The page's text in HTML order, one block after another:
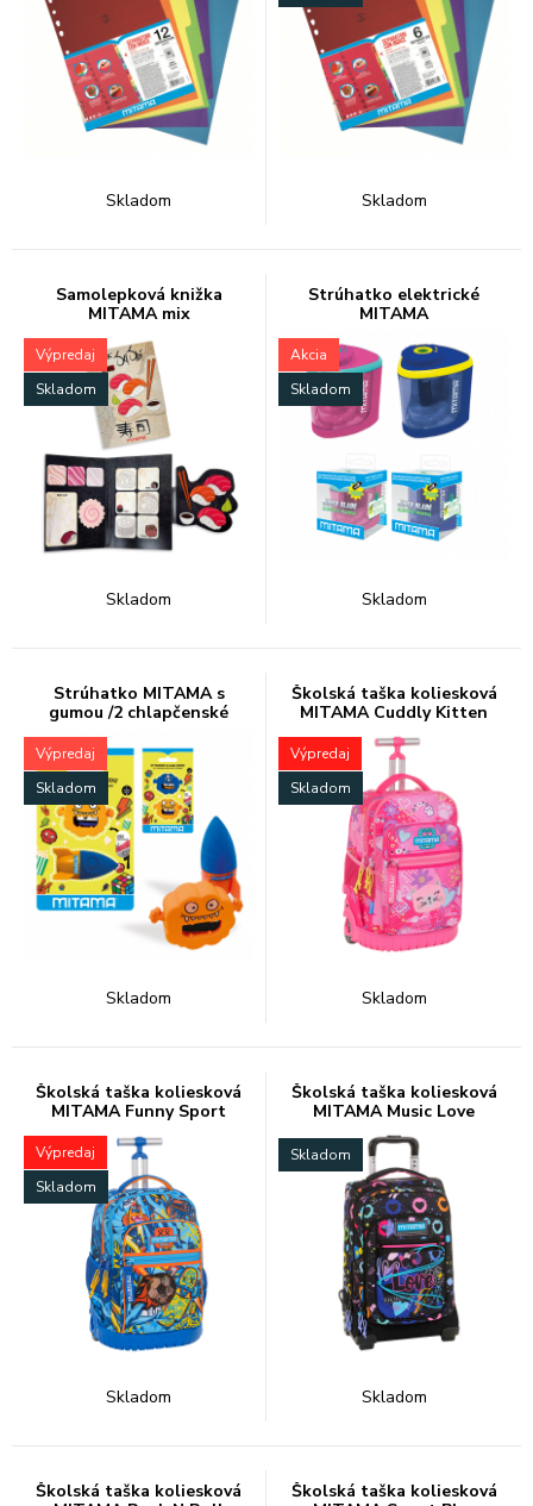
Skladom Skladom
Samolepková knižka
MITAMA mix
Výpredaj
Skladom
Skladom
Strúhatko elektrické
MITAMA
Akcia
Skladom
Skladom
Strúhatko MITAMA s
gumou /2 chlapčenské
Výpredaj
Skladom
Skladom
Školská taška koliesková
MITAMA Cuddly Kitten
Výpredaj
Skladom
Skladom
Školská taška koliesková
MITAMA Funny Sport
Výpredaj
Skladom
Skladom
Školská taška koliesková
MITAMA Music Love
Skladom
Skladom
Školská taška koliesková
Školská taška koliesková